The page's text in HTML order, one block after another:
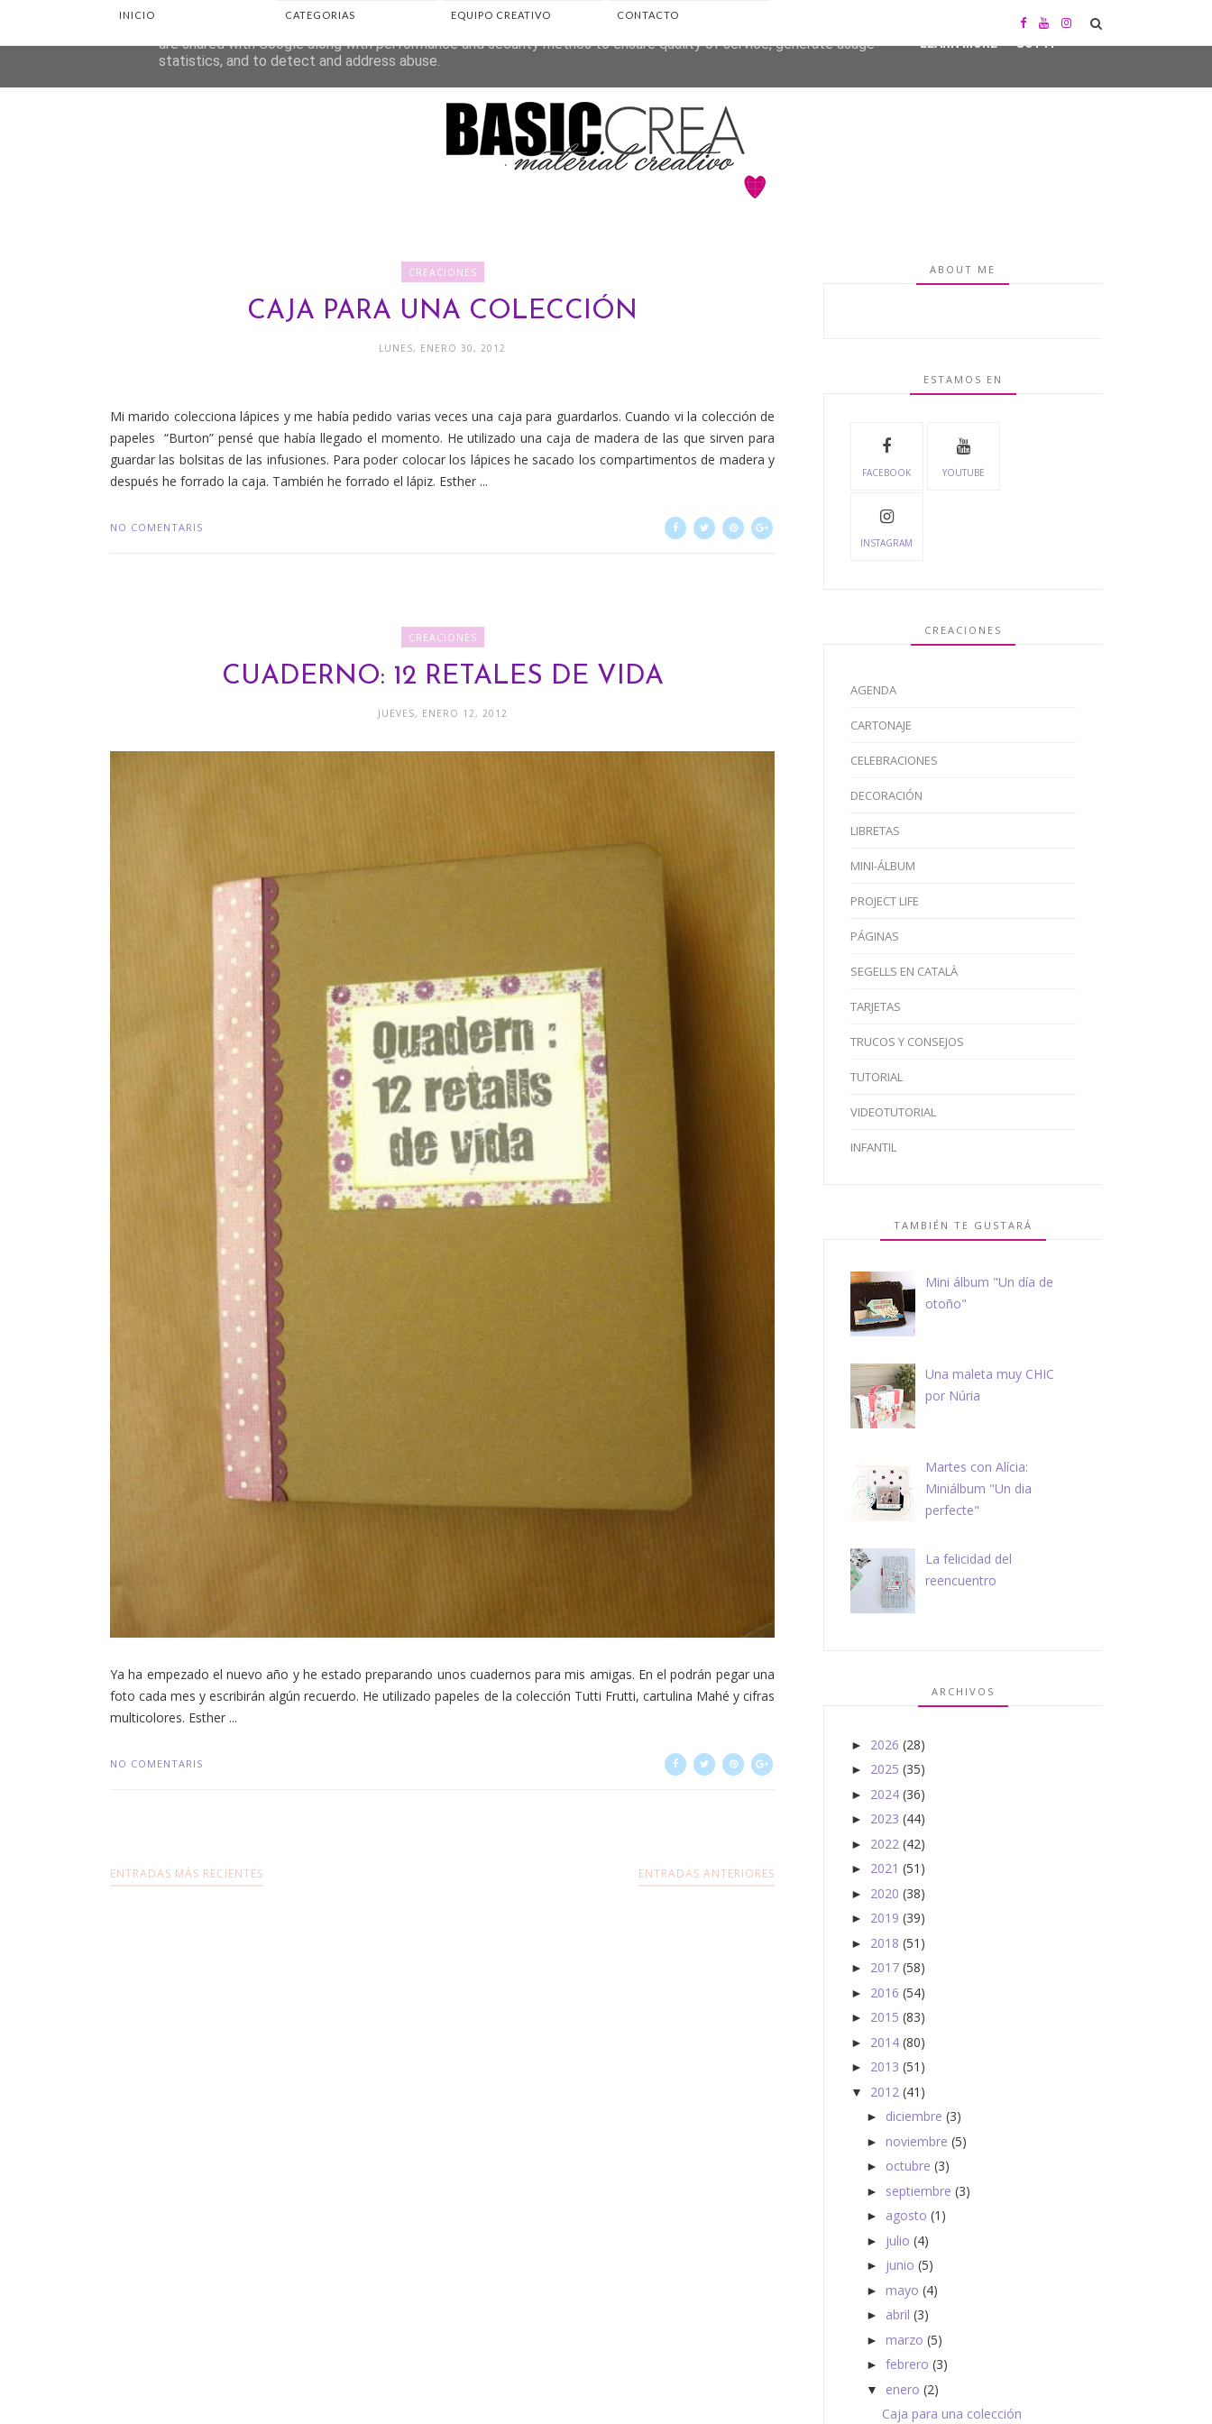
INICIO CATEGORIAS EQUIPO CREATIVO CONTACTO
CREACIONES
CAJA PARA UNA COLECCIÓN
LUNES, ENERO 30, 2012
Mi marido colecciona lápices y me había pedido varias veces una caja para guardarlos. Cuando vi la colección de
papeles “Burton” pensé que había llegado el momento. He utilizado una caja de madera de las que sirven para
guardar las bolsitas de las infusiones. Para poder colocar los lápices he sacado los compartimentos de madera y
después he forrado la caja. También he forrado el lápiz. Esther ...
NO COMENTARIS
CREACIONES
CUADERNO: 12 RETALES DE VIDA
JUEVES, ENERO 12, 2012
Ya ha empezado el nuevo año y he estado preparando unos cuadernos para mis amigas. En el podrán pegar una
foto cada mes y escribirán algún recuerdo. He utilizado papeles de la colección Tutti Frutti, cartulina Mahé y cifras
multicolores. Esther ...
NO COMENTARIS
ENTRADAS MÁS RECIENTES ENTRADAS ANTERIORES
ABOUT ME
ESTAMOS EN
FACEBOOK YOUTUBE
INSTAGRAM
CREACIONES
AGENDA
CARTONAJE
CELEBRACIONES
DECORACIÓN
LIBRETAS
MINI-ÁLBUM
PROJECT LIFE
PÁGINAS
SEGELLS EN CATALÀ
TARJETAS
TRUCOS Y CONSEJOS
TUTORIAL
VIDEOTUTORIAL
INFANTIL
TAMBIÉN TE GUSTARÁ
Mini álbum "Un día de
otoño"
Una maleta muy CHIC
por Núria
Martes con Alícia:
Miniálbum "Un dia
perfecte"
La felicidad del
reencuentro
ARCHIVOS
► 2026 (28)
► 2025 (35)
► 2024 (36)
► 2023 (44)
► 2022 (42)
► 2021 (51)
► 2020 (38)
► 2019 (39)
► 2018 (51)
► 2017 (58)
► 2016 (54)
► 2015 (83)
► 2014 (80)
► 2013 (51)
▼ 2012 (41)
► diciembre (3)
► noviembre (5)
► octubre (3)
► septiembre (3)
► agosto (1)
► julio (4)
► junio (5)
► mayo (4)
► abril (3)
► marzo (5)
► febrero (3)
▼ enero (2)
Caja para una colección
This site uses cookies from Google to deliver its services and to analyze traffic. Your IP address and user-agent
are shared with Google along with performance and security metrics to ensure quality of service, generate usage
statistics, and to detect and address abuse.
LEARN MORE GOT IT